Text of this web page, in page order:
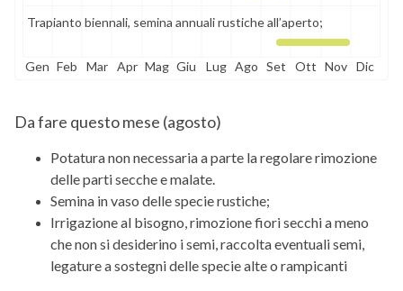
Trapianto biennali, semina annuali rustiche all’aperto;
Gen Feb Mar Apr Mag Giu Lug Ago Set Ott Nov Dic
Da fare questo mese (agosto)
Potatura non necessaria a parte la regolare rimozione
delle parti secche e malate.
Semina in vaso delle specie rustiche;
Irrigazione al bisogno, rimozione fiori secchi a meno
che non si desiderino i semi, raccolta eventuali semi,
legature a sostegni delle specie alte o rampicanti